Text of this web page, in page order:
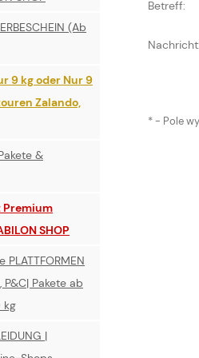
(Ab
9 kg oder Nur 9
Zalando,
&
SHOP
P&C| Pakete ab
kg
|
Betreff:
Nachricht:
*- Pole